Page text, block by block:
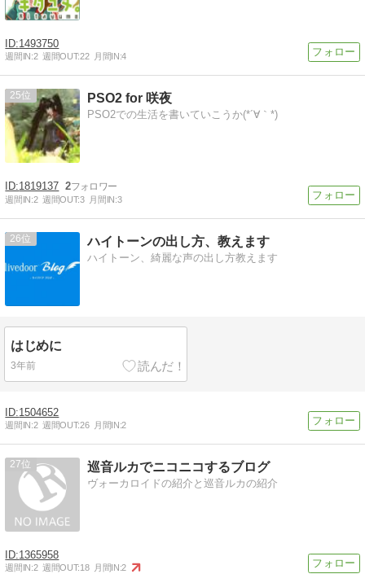
1493750
週間IN:2 週間OUT:22 月間IN:4
25 PSO2 for 咲夜
PSO2での生活を書いていこうか(*´∀｀*)
1819137 2
週間IN:2 週間OUT:3 月間IN:3
26 ハイトーンの出し方、教えます
ハイトーン、綺麗な声の出し方教えます
はじめに
3年前
1504652
週間IN:2 週間OUT:26 月間IN:2
27 巡音ルカでニコニコするブログ
ヴォーカロイドの紹介と巡音ルカの紹介
1365958
週間IN:2 週間OUT:18 月間IN:2